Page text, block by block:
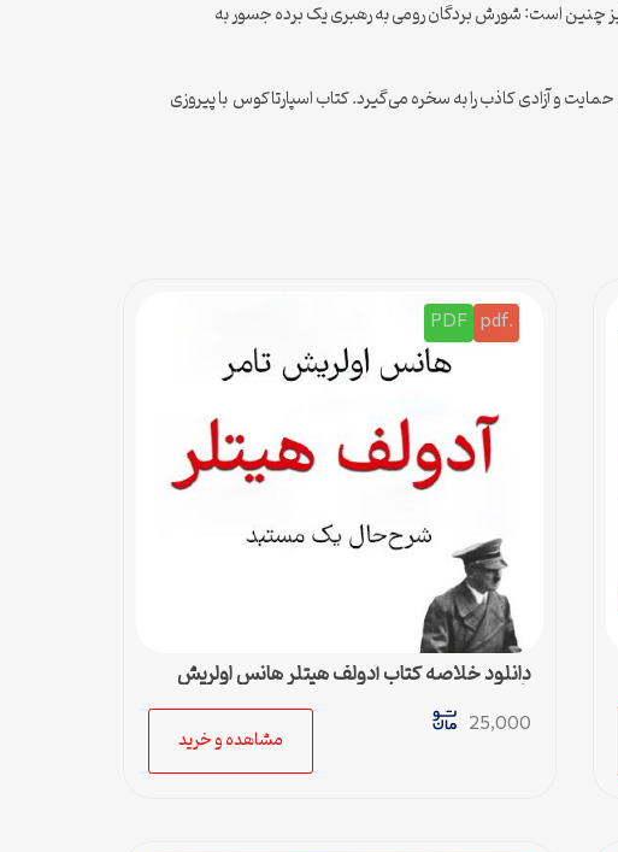
چنین است: شورش بردگان رومی به رهبری یک برده جسور به
و آزادی کاذب را به سخره می‌گیرد. کتاب اسپارتاکوس با پیروزی
.pdf
PDF
دانلود خلاصه کتاب آدولف هیتلر هانس اولریش
تامر
25,000
مشاهده و خرید